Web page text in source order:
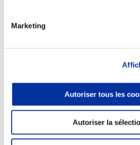
Marketing
Autoriser tous les
Autoriser la
Abattoir
Partenaire Climat